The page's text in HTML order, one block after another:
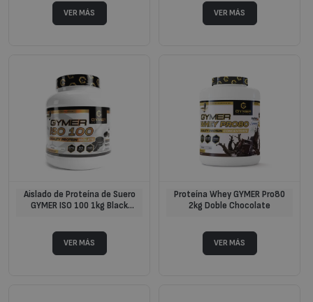
Aislado de Proteína de Suero
GYMER ISO 100 1kg Black
Proteína Whey GYMER Pro80
2kg Doble Chocolate